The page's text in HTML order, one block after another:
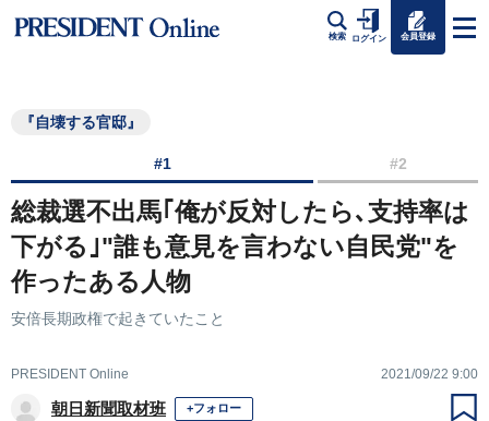
検索 ログイン 会員登録
『自壊する官邸』
#1 #2
総裁選不出馬｢俺が反対したら､支持率は
下がる｣"誰も意見を言わない自民党"を
作ったある人物
安倍長期政権で起きていたこと
PRESIDENT Online 2021/09/22 9:00
朝日新聞取材班 +フォロー